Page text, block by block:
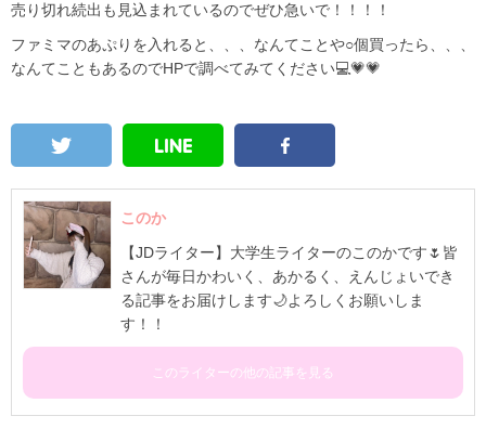
売り切れ続出も見込まれているのでぜひ急いで！！！！
ファミマのあぷりを入れると、、、なんてことや○個買ったら、、、
なんてこともあるのでHPで調べてみてください💻💗💗
このか
【JDライター】大学生ライターのこのかです🌷皆
さんが毎日かわいく、あかるく、えんじょいでき
る記事をお届けします🌙よろしくお願いしま
す！！
このライターの他の記事を見る